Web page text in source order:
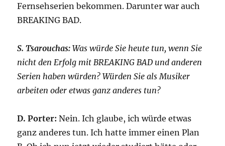
Fernsehserien bekommen. Darunter war auch
BREAKING BAD.
S. Tsarouchas: Was würde Sie heute tun, wenn Sie
nicht den Erfolg mit BREAKING BAD und anderen
Serien haben würden? Würden Sie als Musiker
arbeiten oder etwas ganz anderes tun?
D. Porter: Nein. Ich glaube, ich würde etwas
ganz anderes tun. Ich hatte immer einen Plan